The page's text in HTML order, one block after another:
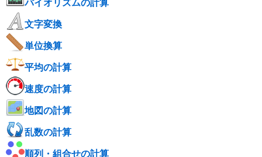
バイオリズムの計算
文字変換
単位換算
平均の計算
速度の計算
地図の計算
乱数の計算
順列・組合せの計算